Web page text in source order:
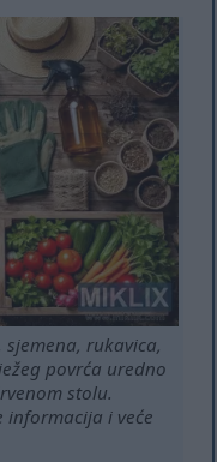
rukavica,
povrća uredno
stolu.
informacija i veće